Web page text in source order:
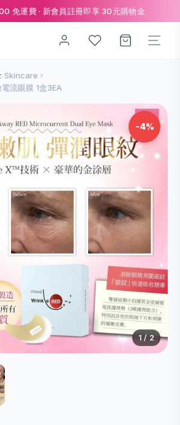
免運費 · 新會員註冊即享 30元購物金
Skincare
流眼膜 1盒3EA
-4%
1 / 2